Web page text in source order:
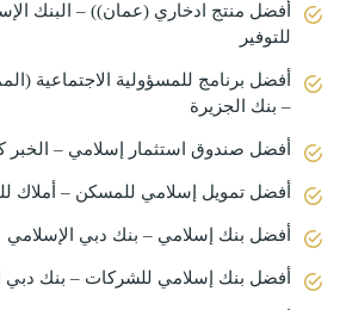
أفضل منتج ادخاري (عمان)) – البنك
للتوفير
أفضل برنامج للمسؤولية الاجتماعية
– بنك الجزيرة
أفضل صندوق استثمار إسلامي – الخبر
أفضل تمويل إسلامي للمسكن – أملاك
أفضل بنك إسلامي – بنك دبي الإسلامي
أفضل بنك إسلامي للشركات – بنك دبي